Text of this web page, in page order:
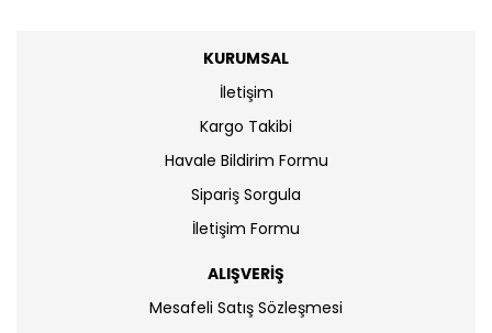
KURUMSAL
İletişim
Kargo Takibi
Havale Bildirim Formu
Sipariş Sorgula
İletişim Formu
ALIŞVERİŞ
Mesafeli Satış Sözleşmesi